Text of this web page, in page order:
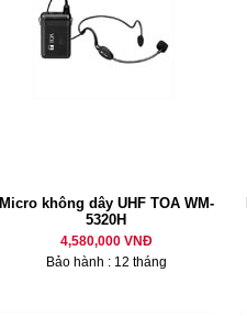
Micro không dây UHF TOA WM-
5320H
4,580,000 VNĐ
Bảo hành : 12 tháng